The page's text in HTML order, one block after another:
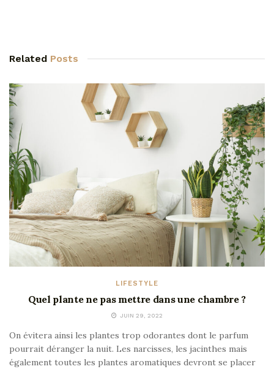
Related Posts
LIFESTYLE
Quel plante ne pas mettre dans une chambre ?
JUIN 29, 2022
On évitera ainsi les plantes trop odorantes dont le parfum
pourrait déranger la nuit. Les narcisses, les jacinthes mais
également toutes les plantes aromatiques devront se placer